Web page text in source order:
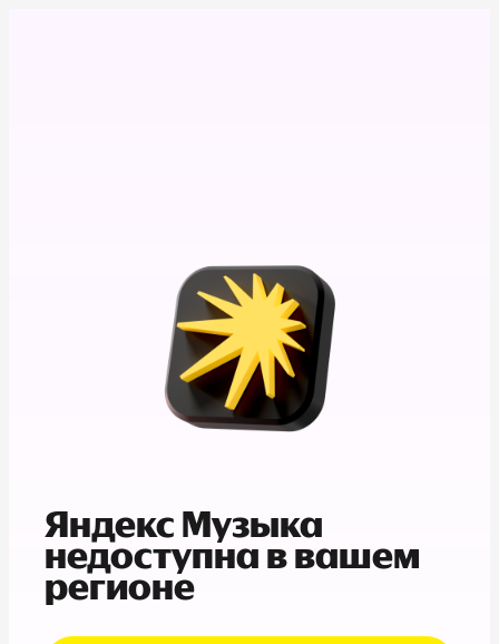
Яндекс Музыка
недоступна в вашем
регионе